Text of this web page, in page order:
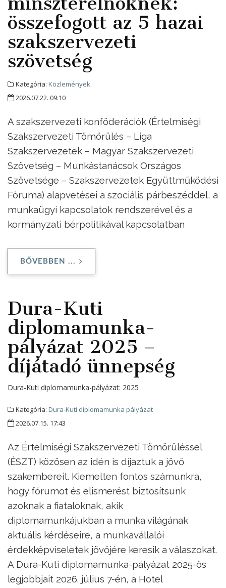
összefogott az 5 hazai
szakszervezeti
szövetség
Kategória: Közlemények
2026.07.22. 09:10
A szakszervezeti konföderációk (Értelmiségi
Szakszervezeti Tömörülés – Liga
Szakszervezetek – Magyar Szakszervezeti
Szövetség – Munkástanácsok Országos
Szövetsége – Szakszervezetek Együttműködési
Fóruma) alapvetései a szociális párbeszéddel, a
munkaügyi kapcsolatok rendszerével és a
kormányzati bérpolitikával kapcsolatban
BŐVEBBEN ...
Dura-Kuti
diplomamunka-
pályázat 2025 –
díjátadó ünnepség
Dura-Kuti diplomamunka-pályázat: 2025
Kategória: Dura-Kuti diplomamunka pályázat
2026.07.15. 17:43
Az Értelmiségi Szakszervezeti Tömörüléssel
(ÉSZT) közösen az idén is díjaztuk a jövő
szakembereit. Kiemelten fontos számunkra,
hogy fórumot és elismerést biztosítsunk
azoknak a fiataloknak, akik
diplomamunkájukban a munka világának
aktuális kérdéseire, a munkavállalói
érdekképviseletek jövőjére keresik a válaszokat.
A Dura-Kuti diplomamunka-pályázat 2025-ös
legjobbjait 2026. július 7-én, a Hotel